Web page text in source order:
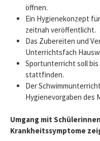
öffnen.
Ein Hygienekonzept
zeitnah veröffentlicht.
Das Zubereiten und
Unterrichtsfach
Sportunterricht soll
stattfinden.
Der
Hygienevorgaben des
Umgang mit
Krankheitssymptome